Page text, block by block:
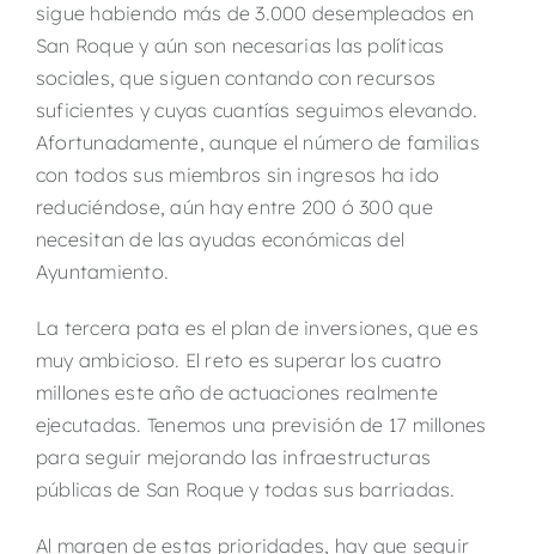
sigue habiendo más de 3.000 desempleados en
San Roque y aún son necesarias las políticas
sociales, que siguen contando con recursos
suficientes y cuyas cuantías seguimos elevando.
Afortunadamente, aunque el número de familias
con todos sus miembros sin ingresos ha ido
reduciéndose, aún hay entre 200 ó 300 que
necesitan de las ayudas económicas del
Ayuntamiento.
La tercera pata es el plan de inversiones, que es
muy ambicioso. El reto es superar los cuatro
millones este año de actuaciones realmente
ejecutadas. Tenemos una previsión de 17 millones
para seguir mejorando las infraestructuras
públicas de San Roque y todas sus barriadas.
Al margen de estas prioridades, hay que seguir